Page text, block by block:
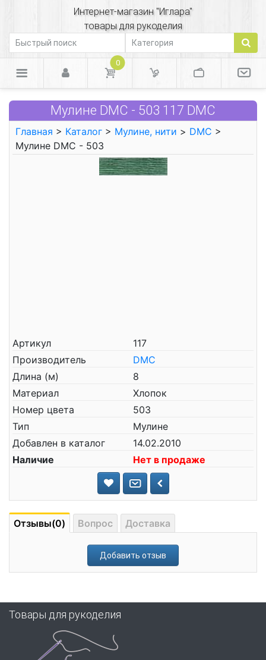
Интернет-магазин "Иглара"
товары для рукоделия
0
Мулине DMC - 503 117 DMC
Главная > Каталог > Мулине, нити > DMC >
Мулине DMC - 503
Артикул
117
Производитель
DMC
Длина (м)
8
Материал
Хлопок
Номер цвета
503
Тип
Мулине
Добавлен в каталог
14.02.2010
Наличие
Нет в продаже
Отзывы(0) Вопрос Доставка
Добавить отзыв
Товары для рукоделия